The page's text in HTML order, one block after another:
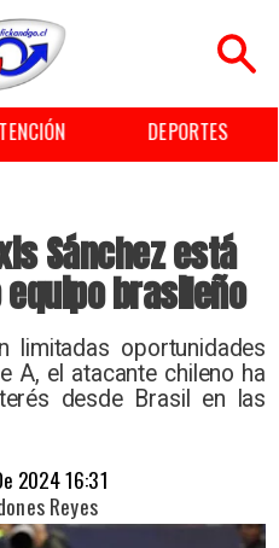
DEPORTES
Sánchez está
brasileño
limitadas oportunidades
A, el atacante chileno ha
desde Brasil en las
2024 16:31
Reyes